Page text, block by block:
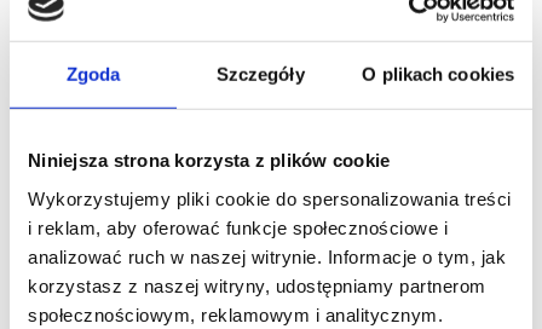
Zgoda Szczegóły O plikach cookies
Niniejsza strona korzysta z plików cookie
Wykorzystujemy pliki cookie do spersonalizowania treści
i reklam, aby oferować funkcje społecznościowe i
analizować ruch w naszej witrynie. Informacje o tym, jak
korzystasz z naszej witryny, udostępniamy partnerom
społecznościowym, reklamowym i analitycznym.
zaproponował przeprowadzenie dwóch operacji, w
tym jednej “naprawczej”. Zaufałam, decyzję podjęłam
natychmiast i nie żałuję (jedynie, że tak późno trafiłam
do doktora). Jestem półtora miesiąca po operacji, czuję
rano wstać z łóżka, chodzę nie odczuwając nacisków
na nerwy. Czuję się zaopiekowana i przywrócona do
funkcjonowania, aż chce się żyć. Przede mną jeszcze
rehabilitacja, ale jestem pełna optymizmu. Z całego
serca polecam Pana doktora, to świetny człowiek i
neurochirurg.”